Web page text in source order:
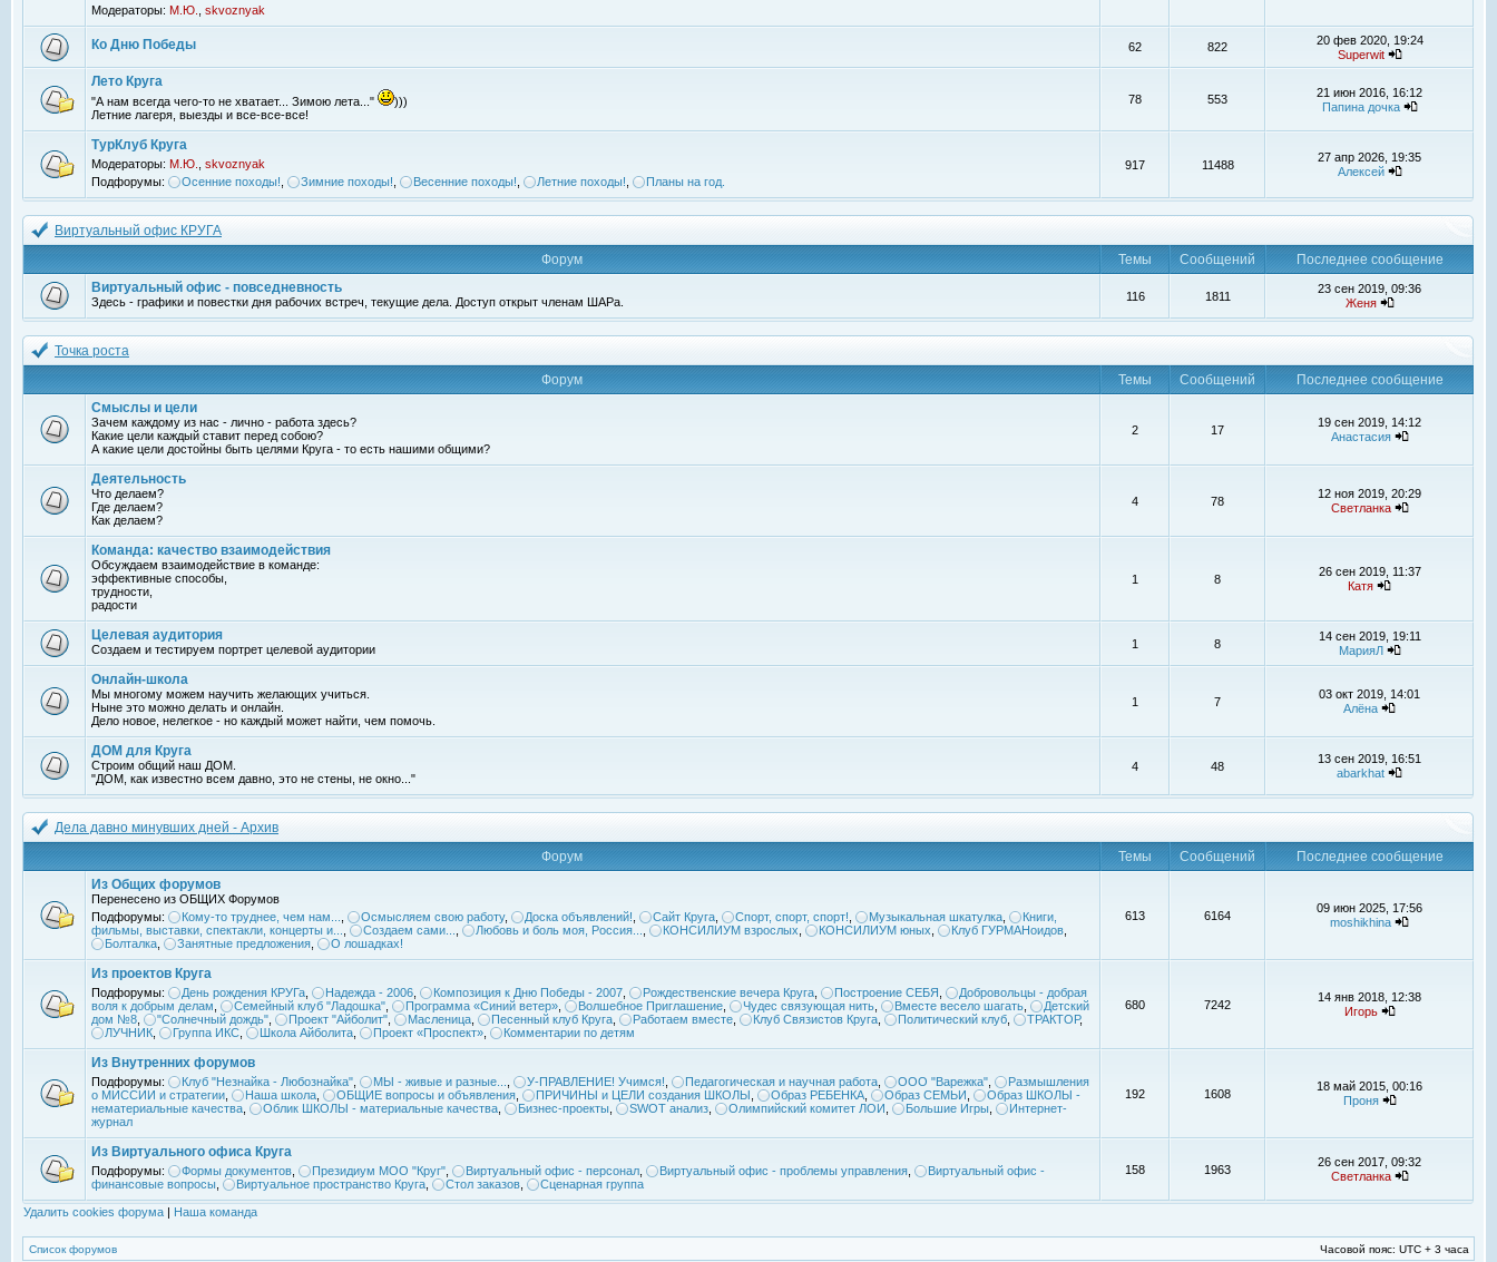
Модераторы: М.Ю. skvoznyak
Ко Дню Победы 62 822
20 фев 2020, 19:24
Superwit
Лето Круга
"А нам всегда чего-то не хватает... Зимою лета..."
)))
Летние лагеря, выезды и все-все-все!
78 553
21 июн 2016, 16:12
Папина дочка
ТурКлуб Круга
Модераторы: М.Ю.
skvoznyak
Подфорумы:
Осенние походы! Зимние походы! Весенние походы! Летние походы! Планы на год.
917 11488
27 апр 2026, 19:35
Алексей
Виртуальный офис КРУГА
Форум
Темы Сообщений
Последнее сообщение
Виртуальный офис - повседневность
Здесь - графики и повестки дня рабочих встреч, текущие дела. Доступ открыт членам ШАРа. 116 1811
23 сен 2019, 09:36
Женя
Точка роста
Форум
Темы Сообщений
Последнее сообщение
Смыслы и цели
Зачем каждому из нас - лично - работа здесь?
Какие цели каждый ставит перед собою?
А какие цели достойны быть целями Круга - то есть нашими общими?
2 17
19 сен 2019, 14:12
Анастасия
Деятельность
Что делаем?
Где делаем?
Как делаем?
4 78
12 ноя 2019, 20:29
Светланка
Команда: качество взаимодействия
Обсуждаем взаимодействие в команде:
эффективные способы,
трудности,
радости
1 8
26 сен 2019, 11:37
Катя
Целевая аудитория
Создаем и тестируем портрет целевой аудитории 1 8
14 сен 2019, 19:11
МарияЛ
Онлайн-школа
Мы многому можем научить желающих учиться.
Ныне это можно делать и онлайн.
Дело новое, нелегкое - но каждый может найти, чем помочь.
1 7
03 окт 2019, 14:01
Алёна
ДОМ для Круга
Строим общий наш ДОМ.
"ДОМ, как известно всем давно, это не стены, не окно..."
4 48
13 сен 2019, 16:51
abarkhat
Дела давно минувших дней - Архив
Форум
Темы Сообщений
Последнее сообщение
Из Общих форумов
Перенесено из ОБЩИХ Форумов
Подфорумы:
Кому-то труднее, чем нам... Осмысляем свою работу, Доска объявлений! Сайт Круга Спорт, спорт, спорт! Музыкальная шкатулка
Книги,
фильмы, выставки, спектакли, концерты и...
Создаем сами... Любовь и боль моя, Россия... КОНСИЛИУМ взрослых КОНСИЛИУМ юных Клуб ГУРМАНоидов
Болталка
Занятные предложения О лошадках!
613 6164
09 июн 2025, 17:56
moshikhina
Из проектов Круга
Подфорумы: День рождения КРУГа Надежда - 2006 Композиция к Дню Победы - 2007 Рождественские вечера Круга Построение СЕБЯ
Добровольцы - добрая
воля к добрым делам
Семейный клуб "Ладошка" Программа «Синий ветер» Волшебное Приглашение Чудес связующая нить Вместе весело шагать
Детский
дом №8
"Солнечный дождь" Проект "Айболит" Масленица Песенный клуб Круга Работаем вместе Клуб Связистов Круга Политический клуб ТРАКТОР,
ЛУЧНИК
Группа ИКС Школа Айболита Проект «Проспект» Комментарии по детям
680 7242
14 янв 2018, 12:38
Игорь
Из Внутренних форумов
Подфорумы: Клуб "Незнайка - Любознайка" МЫ - живые и разные... У-ПРАВЛЕНИЕ! Учимся! Педагогическая и научная работа ООО "Варежка"
Размышления
о МИССИИ и стратегии
Наша школа ОБЩИЕ вопросы и объявления ПРИЧИНЫ и ЦЕЛИ создания ШКОЛЫ Образ РЕБЕНКА Образ СЕМЬИ
Образ ШКОЛЫ -
нематериальные качества
Облик ШКОЛЫ - материальные качества Бизнес-проекты SWOT анализ Олимпийский комитет ЛОИ Большие Игры
Интернет-
журнал
192 1608
18 май 2015, 00:16
Проня
Из Виртуального офиса Круга
Подфорумы: Формы документов Президиум МОО "Круг" Виртуальный офис - персонал Виртуальный офис - проблемы управления
Виртуальный офис -
финансовые вопросы
Виртуальное пространство Круга Стол заказов Сценарная группа
158 1963
26 сен 2017, 09:32
Светланка
Удалить cookies форума | Наша команда
Список форумов Часовой пояс: UTC + 3 часа